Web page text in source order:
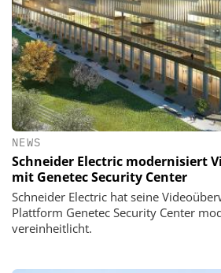
NEWS
Schneider Electric modernisiert
mit Genetec Security Center
Schneider Electric hat seine
Plattform Genetec Security Center
vereinheitlicht.